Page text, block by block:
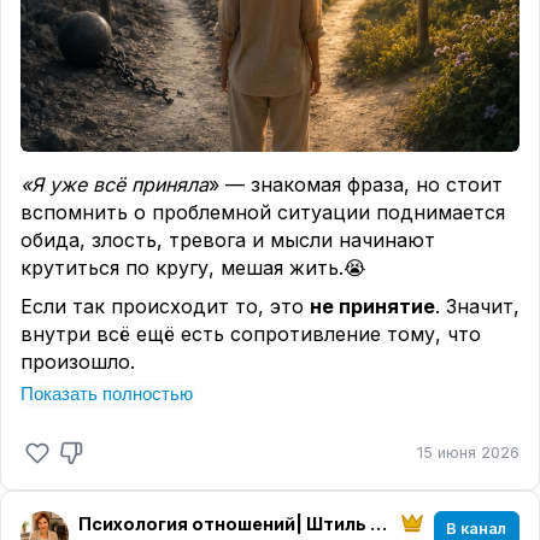
Потому что пока опыт не завершён, прошлое
продолжает влиять на настоящее.
Замечали, что одна прошедшая ситуация
продолжает забирать силы даже спустя годы?
Напишите в комментарии — да или нет. Или
«Я уже всё приняла» — знакомая фраза, но стоит
вспомнить о проблемной ситуации поднимается
обида, злость, тревога и мысли начинают
крутиться по кругу, мешая жить.😭
Если так происходит то, это не принятие. Значит,
внутри всё ещё есть сопротивление тому, что
произошло.
А дальше, смирение. Перестаешь бороться, но и
руки", согласилась с тем, что есть без выводов и
без движения вперёд.😔
И толькопринятиепроблемной ситуации,как
Показать полностью
15 июня 2026
Психология отношений| Штиль в душе В канал